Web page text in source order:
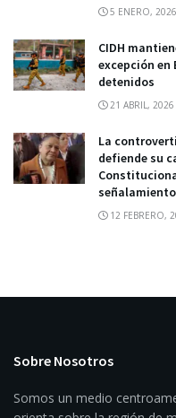
5 ENERO, 2026
CIDH
excepción en
detenidos
21 ABRIL, 2026
La
defiende su
12 FEBRERO,
Sobre Nosotros
Somos un medio